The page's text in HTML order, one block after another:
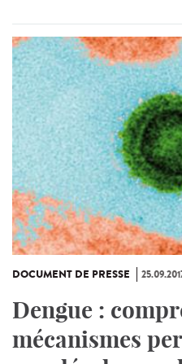
DOCUMENT DE PRESSE
Dengue :
mécanismes